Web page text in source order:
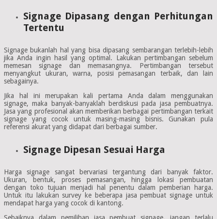
Signage Dipasang dengan Perhitungan
Tertentu
Signage bukanlah hal yang bisa dipasang sembarangan terlebih-lebih
jika Anda ingin hasil yang optimal. Lakukan pertimbangan sebelum
memesan signage dan memasangnya. Pertimbangan tersebut
menyangkut ukuran, warna, posisi pemasangan terbaik, dan lain
sebagainya.
Jika hal ini merupakan kali pertama Anda dalam menggunakan
signage, maka banyak-banyaklah berdiskusi pada jasa pembuatnya.
Jasa yang profesional akan memberikan berbagai pertimbangan terkait
signage yang cocok untuk masing-masing bisnis. Gunakan pula
referensi akurat yang didapat dari berbagai sumber.
Signage Dipesan Sesuai Harga
Harga signage sangat bervariasi tergantung dari banyak faktor.
Ukuran, bentuk, proses pemasangan, hingga lokasi pembuatan
dengan toko tujuan menjadi hal penentu dalam pemberian harga.
Untuk itu lakukan survey ke beberapa jasa pembuat signage untuk
mendapat harga yang cocok di kantong.